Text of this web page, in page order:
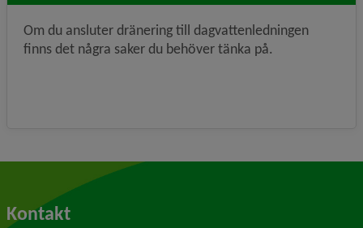
Om du ansluter dränering till dagvattenledningen
finns det några saker du behöver tänka på.
Kontakt